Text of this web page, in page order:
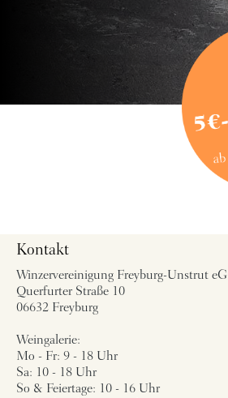
Kontakt
Winzervereinigung Freyburg-Unstrut eG
Querfurter Straße 10
06632 Freyburg
Weingalerie:
Mo - Fr: 9 - 18 Uhr
Sa: 10 - 18 Uhr
So & Feiertage: 10 - 16 Uhr